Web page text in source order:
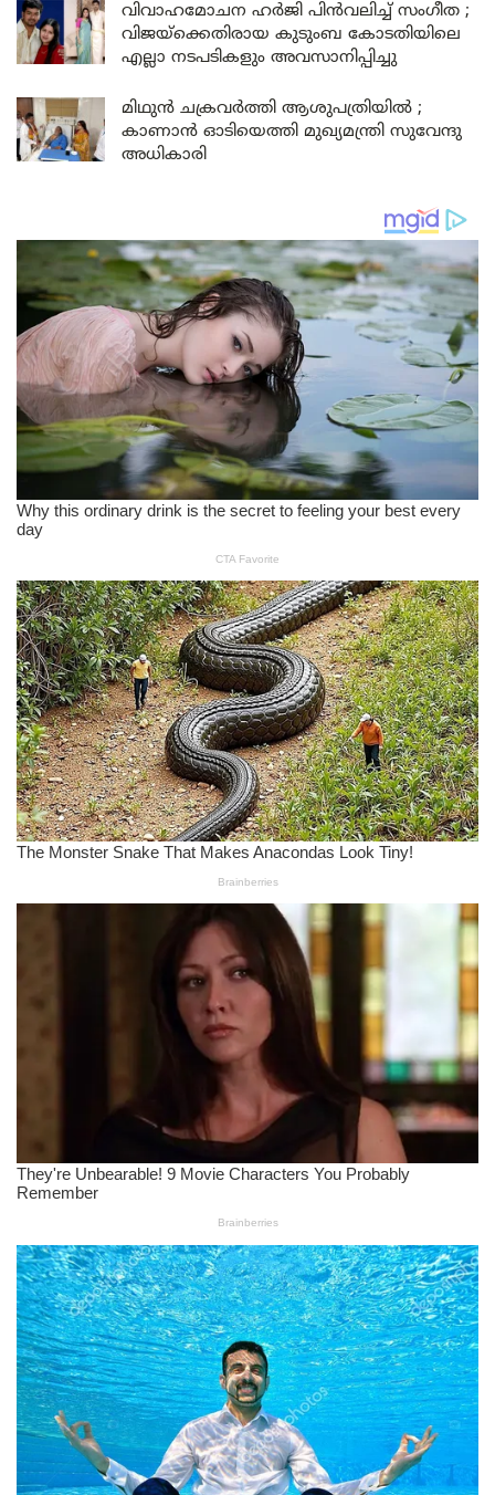
വിവാഹമോചന ഹർജി പിൻവലിച്ച് സംഗീത ;
വിജയ്ക്കെതിരായ കുടുംബ കോടതിയിലെ
എല്ലാ നടപടികളും അവസാനിപ്പിച്ചു
മിഥുൻ ചക്രവർത്തി ആശുപത്രിയിൽ ;
കാണാൻ ഓടിയെത്തി മുഖ്യമന്ത്രി സുവേന്ദു
അധികാരി